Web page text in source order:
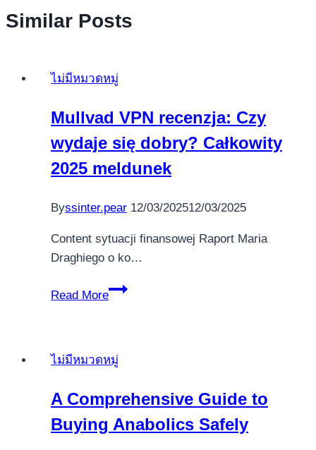
Similar Posts
ไม่มีหมวดหมู่
Mullvad VPN recenzja: Czy
wydaje się dobry? Całkowity
2025 meldunek
Byssinter.pear 12/03/202512/03/2025
Content sytuacji finansowej Raport Maria
Draghiego o ko…
Read More
Mullvad
wydaje
dobry?
Całkowity
ไม่มีหมวดหมู่
A Comprehensive Guide to
Buying Anabolics Safely